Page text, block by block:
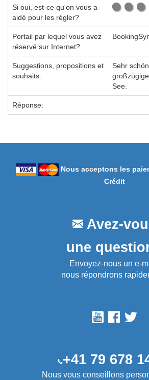
Si oui, est-ce qu'on vous a
aidé pour les régler?
Portail par lequel vous avez
réservé sur Internet?
Suggestions, propositions et
souhaits:
Sehr
See.
Réponse:
Nous acceptons les
Crédit
Avez-
une
Envoyez-nous un e-
nous répondrons
+41 79 678
Nous vous conseillons